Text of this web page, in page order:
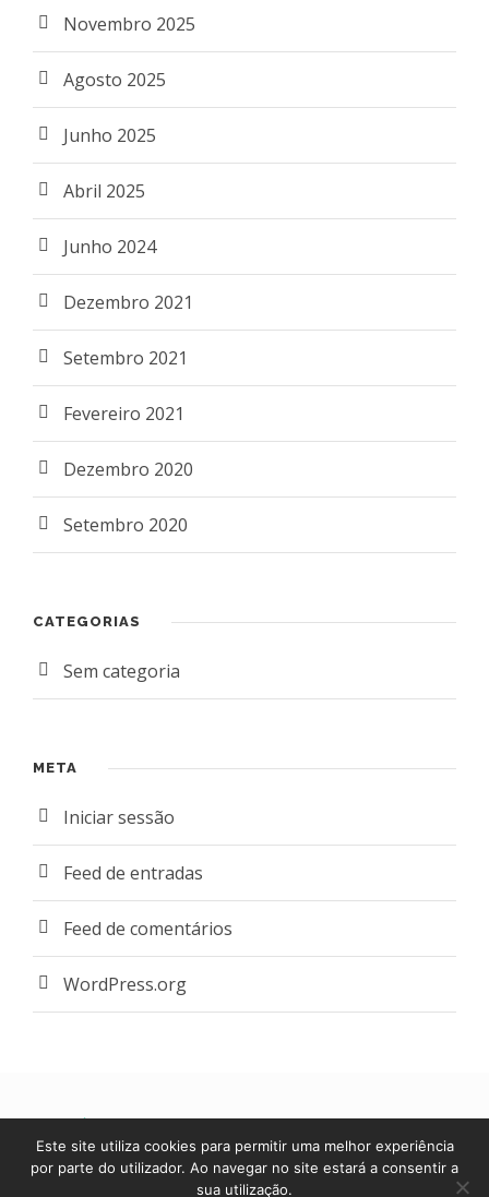
Novembro 2025
Agosto 2025
Junho 2025
Abril 2025
Junho 2024
Dezembro 2021
Setembro 2021
Fevereiro 2021
Dezembro 2020
Setembro 2020
CATEGORIAS
Sem categoria
META
Iniciar sessão
Feed de entradas
Feed de comentários
WordPress.org
LIVRO DE RECLAMAÇÕES ONLINE
Este site utiliza cookies para permitir uma melhor experiência
por parte do utilizador. Ao navegar no site estará a consentir a
sua utilização.